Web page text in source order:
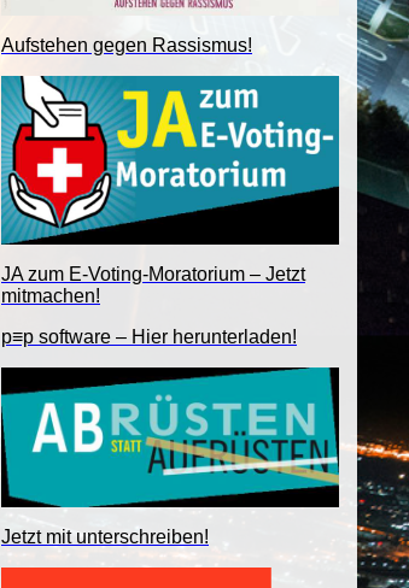
Aufstehen gegen Rassismus!
JA zum E-Voting-Moratorium – Jetzt
mitmachen!
p≡p software – Hier herunterladen!
Jetzt mit unterschreiben!